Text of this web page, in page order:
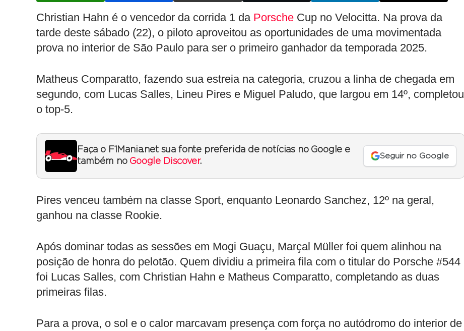
Christian Hahn é o vencedor da corrida 1 da Porsche Cup no Velocitta. Na prova da
tarde deste sábado (22), o piloto aproveitou as oportunidades de uma movimentada
prova no interior de São Paulo para ser o primeiro ganhador da temporada 2025.
Matheus Comparatto, fazendo sua estreia na categoria, cruzou a linha de chegada em
segundo, com Lucas Salles, Lineu Pires e Miguel Paludo, que largou em 14º, completou
o top-5.
Faça o F1Mania.net sua fonte preferida de notícias no Google e
também no Google Discover.
Seguir no Google
Pires venceu também na classe Sport, enquanto Leonardo Sanchez, 12º na geral,
ganhou na classe Rookie.
Após dominar todas as sessões em Mogi Guaçu, Marçal Müller foi quem alinhou na
posição de honra do pelotão. Quem dividiu a primeira fila com o titular do Porsche #544
foi Lucas Salles, com Christian Hahn e Matheus Comparatto, completando as duas
primeiras filas.
Para a prova, o sol e o calor marcavam presença com força no autódromo do interior de